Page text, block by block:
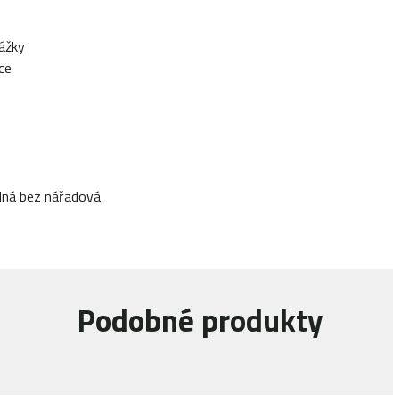
bez nářadová
Podobné produkty